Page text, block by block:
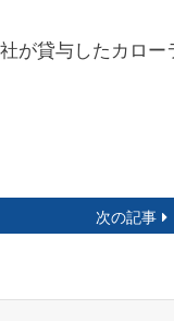
が貸与したカロー
次の記事